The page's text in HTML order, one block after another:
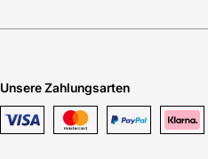
Unsere Zahlungsarten